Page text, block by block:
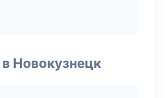
Новокузнецк